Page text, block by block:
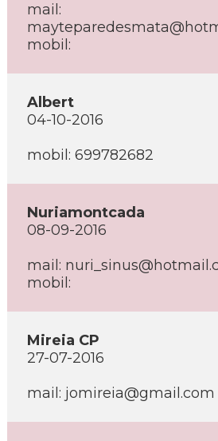
mail:
mobil:
Albert
04-10-2016
mobil: 699782682
Nuriamontcada
08-09-2016
mail:
mobil:
Mireia CP
27-07-2016
mail: jomireia@gmail.com